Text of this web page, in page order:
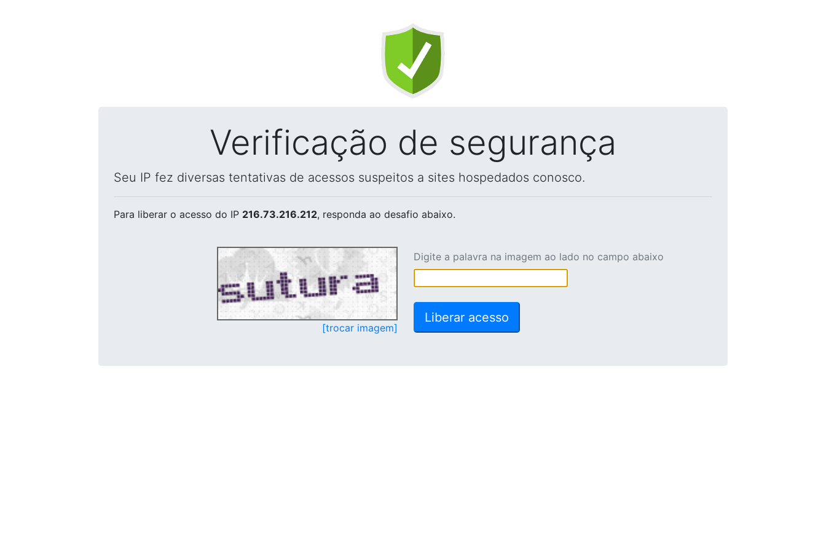
Verificação de segurança
Seu IP fez diversas tentativas de acessos suspeitos a sites hospedados conosco.
Para liberar o acesso do IP 216.73.216.212, responda ao desafio abaixo.
[trocar imagem]
Digite a palavra na imagem ao lado no campo abaixo